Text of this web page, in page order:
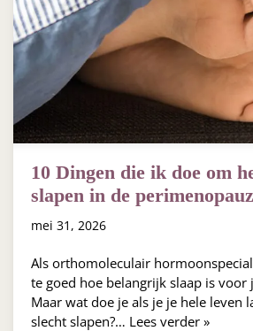
10 Dingen die ik doe om
slapen in de
mei 31, 2026
Als orthomoleculair
te goed hoe belangrijk slaap is voor
Maar wat doe je als je je hele leven
slecht slapen?… Lees verder »